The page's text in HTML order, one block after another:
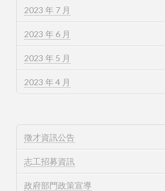
2023 年 7 月
2023 年 6 月
2023 年 5 月
2023 年 4 月
徵才資訊公告
志工招募資訊
政府部門政策宣導